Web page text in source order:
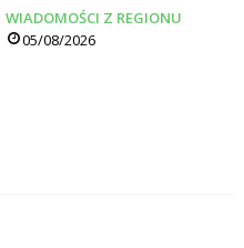
WIADOMOŚCI Z REGIONU
05/08/2026